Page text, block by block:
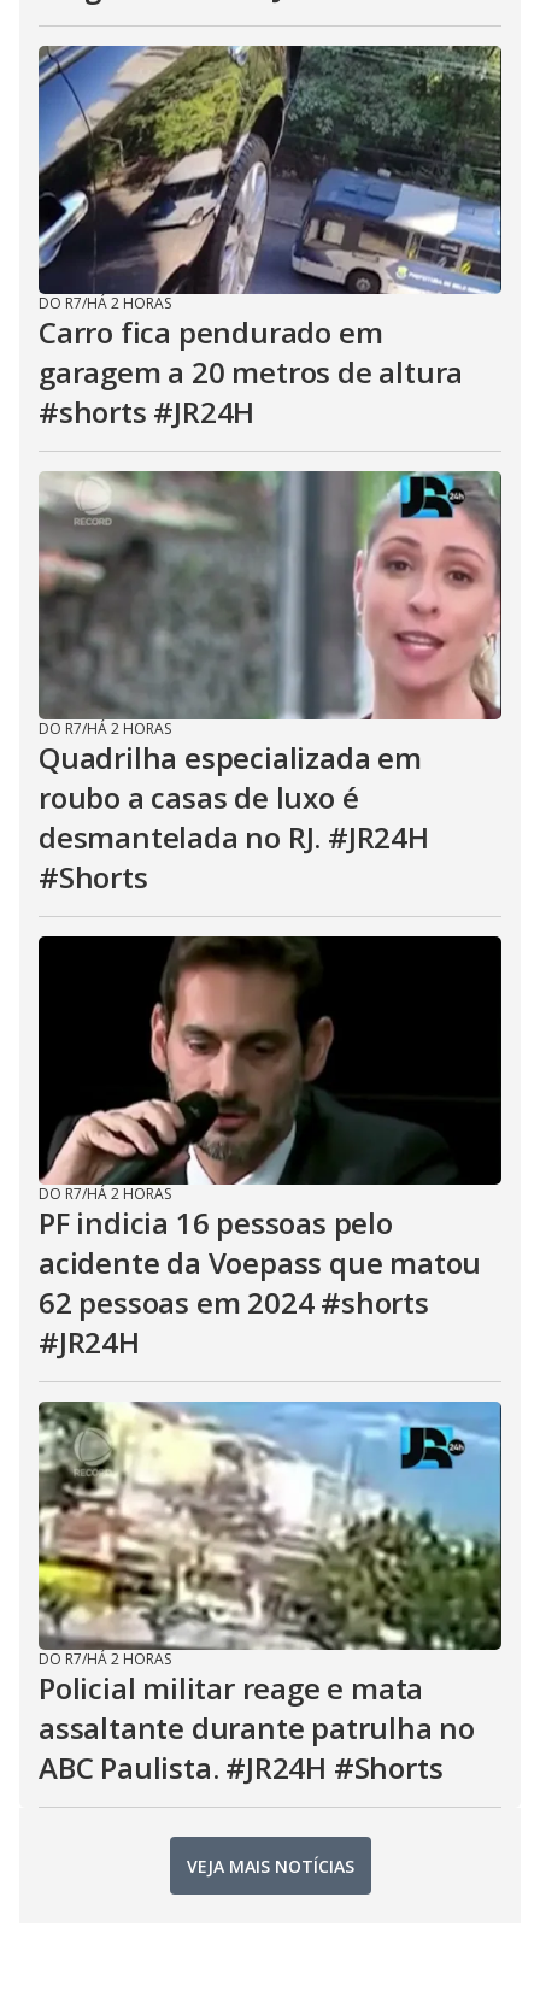
DO R7/HÁ 2 HORAS
Carro fica pendurado em
garagem a 20 metros de altura
#shorts #JR24H
DO R7/HÁ 2 HORAS
Quadrilha especializada em
roubo a casas de luxo é
desmantelada no RJ. #JR24H
#Shorts
DO R7/HÁ 2 HORAS
PF indicia 16 pessoas pelo
acidente da Voepass que matou
62 pessoas em 2024 #shorts
#JR24H
DO R7/HÁ 2 HORAS
Policial militar reage e mata
assaltante durante patrulha no
ABC Paulista. #JR24H #Shorts
VEJA MAIS NOTÍCIAS